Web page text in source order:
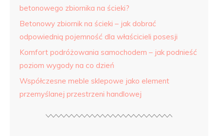
betonowego zbiornika na ścieki?
Betonowy zbiornik na ścieki – jak dobrać
odpowiednią pojemność dla właścicieli posesji
Komfort podróżowania samochodem – jak podnieść
poziom wygody na co dzień
Współczesne meble sklepowe jako element
przemyślanej przestrzeni handlowej